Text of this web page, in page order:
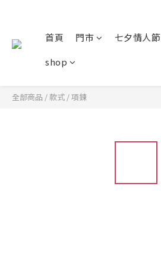
首頁 門市 七夕情人節
shop
全部商品 /款式 /項鍊